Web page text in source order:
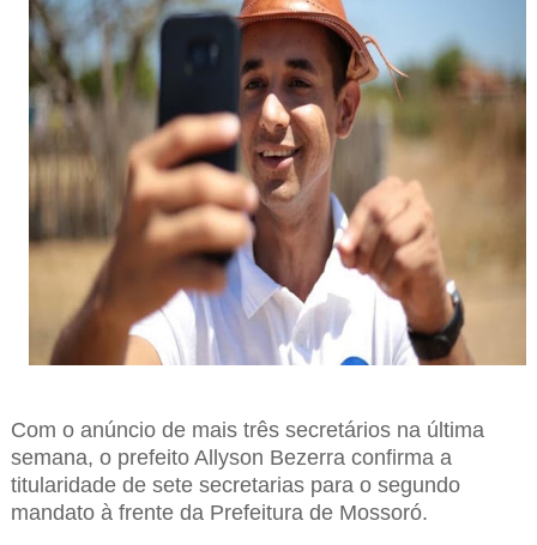
Com o anúncio de mais três secretários na última
semana, o prefeito Allyson Bezerra confirma a
titularidade de sete secretarias para o segundo
mandato à frente da Prefeitura de Mossoró.